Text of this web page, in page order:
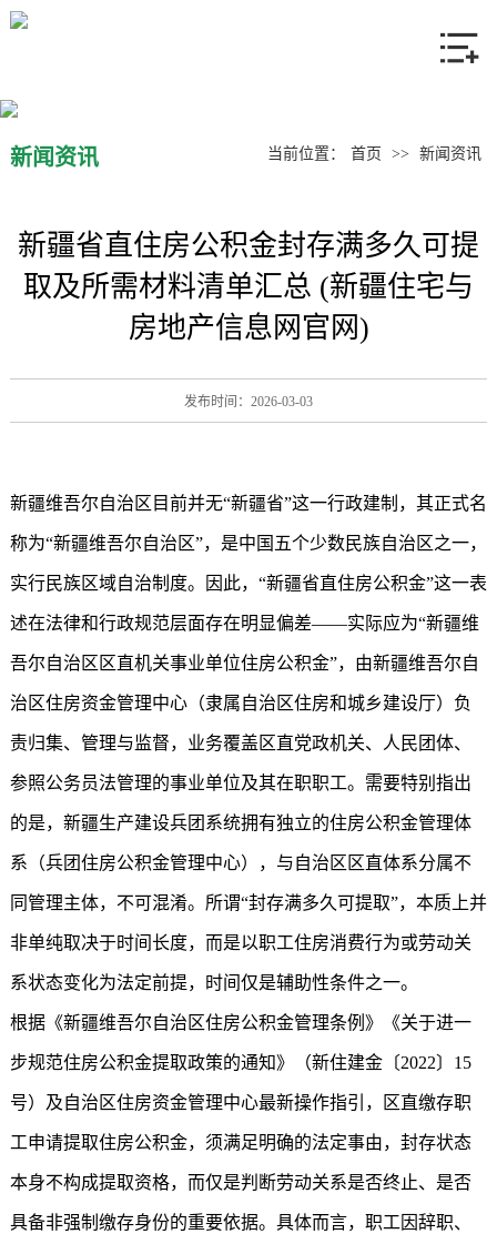
产品中心
联系我们
新闻资讯 当前位置： 首页 >> 新闻资讯
新疆省直住房公积金封存满多久可提
取及所需材料清单汇总 (新疆住宅与
房地产信息网官网)
发布时间：2026-03-03
新疆维吾尔自治区目前并无“新疆省”这一行政建制，其正式名
称为“新疆维吾尔自治区”，是中国五个少数民族自治区之一，
实行民族区域自治制度。因此，“新疆省直住房公积金”这一表
述在法律和行政规范层面存在明显偏差——实际应为“新疆维
吾尔自治区区直机关事业单位住房公积金”，由新疆维吾尔自
治区住房资金管理中心（隶属自治区住房和城乡建设厅）负
责归集、管理与监督，业务覆盖区直党政机关、人民团体、
参照公务员法管理的事业单位及其在职职工。需要特别指出
的是，新疆生产建设兵团系统拥有独立的住房公积金管理体
系（兵团住房公积金管理中心），与自治区区直体系分属不
同管理主体，不可混淆。所谓“封存满多久可提取”，本质上并
非单纯取决于时间长度，而是以职工住房消费行为或劳动关
系状态变化为法定前提，时间仅是辅助性条件之一。
根据《新疆维吾尔自治区住房公积金管理条例》《关于进一
步规范住房公积金提取政策的通知》（新住建金〔2022〕15
号）及自治区住房资金管理中心最新操作指引，区直缴存职
工申请提取住房公积金，须满足明确的法定事由，封存状态
本身不构成提取资格，而仅是判断劳动关系是否终止、是否
具备非强制缴存身份的重要依据。具体而言，职工因辞职、